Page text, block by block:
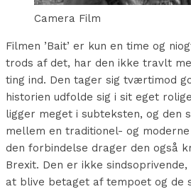
Camera Film
Filmen ’Bait’ er kun en time og
trods af det, har den ikke travlt
ting ind. Den tager sig tværtimod
historien udfolde sig i sit eget
ligger meget i subteksten, og den
mellem en traditionel- og
den forbindelse drager den også
Brexit. Den er ikke
at blive betaget af tempoet og de